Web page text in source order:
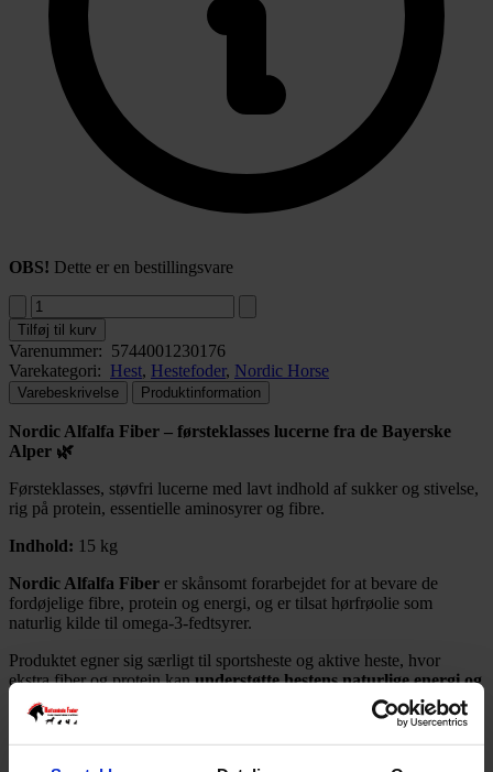
OBS! Dette er en bestillingsvare
Tilføj til kurv
Varenummer: 5744001230176
Varekategori: Hest, Hestefoder, Nordic Horse
Varebeskrivelse Produktinformation
Nordic Alfalfa Fiber – førsteklasses lucerne fra de Bayerske
Alper 🌿
Førsteklasses, støvfri lucerne med lavt indhold af sukker og stivelse,
rig på protein, essentielle aminosyrer og fibre.
Indhold: 15 kg
Nordic Alfalfa Fiber er skånsomt forarbejdet for at bevare de
fordøjelige fibre, protein og energi, og er tilsat hørfrøolie som
naturlig kilde til omega-3-fedtsyrer.
Produktet egner sig særligt til sportsheste og aktive heste, hvor
ekstra fiber og protein kanunderstøtte hestens naturlige energi og
muskelopbygning
. Alfalfa Fiber kan også bruges til avlshopper, føl
og ungheste som
, hvor man ønsker at støtte